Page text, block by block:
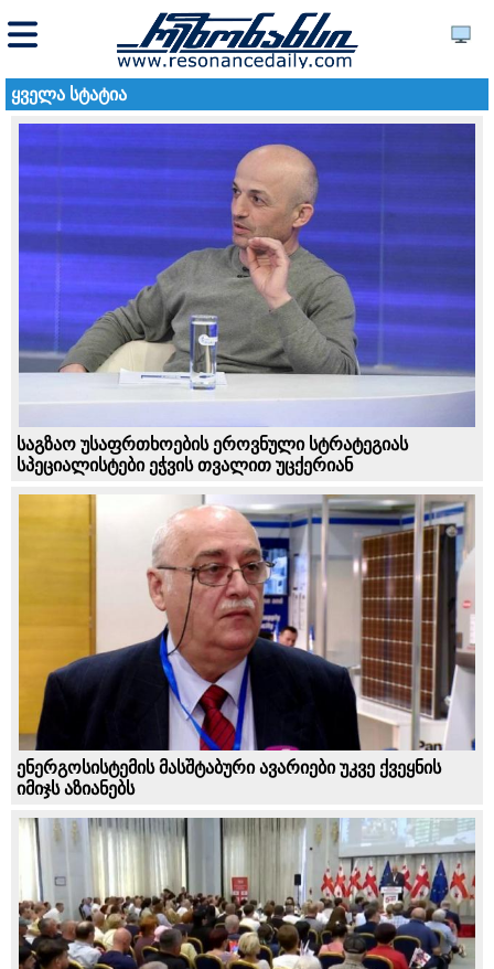
ყველა სტატია
საგზაო უსაფრთხოების ეროვნული სტრატეგიას
სპეციალისტები ეჭვის თვალით უცქერიან
ენერგოსისტემის მასშტაბური ავარიები უკვე ქვეყნის
იმიჯს აზიანებს